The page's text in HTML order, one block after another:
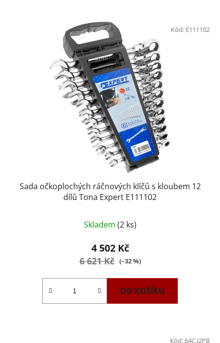
Sada očkoplochých ráčnových klíčů s kloubem 12
dílů Tona Expert E111102
Skladem (2 ks)
4 502 Kč
6 621 Kč (–32 %)
DO KOŠÍKU
Kód: E111102
Kód:64C.J2PB